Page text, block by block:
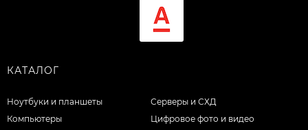
КАТАЛОГ
Ноутбуки и планшеты
Компьютеры
Серверы и СХД
Цифровое фото и видео